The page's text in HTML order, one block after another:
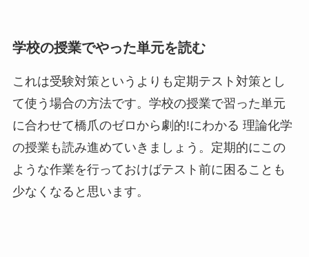
学校の授業でやった単元を読む
これは受験対策というよりも定期テスト対策とし
て使う場合の方法です。学校の授業で習った単元
に合わせて橋爪のゼロから劇的!にわかる 理論化学
の授業も読み進めていきましょう。定期的にこの
ような作業を行っておけばテスト前に困ることも
少なくなると思います。